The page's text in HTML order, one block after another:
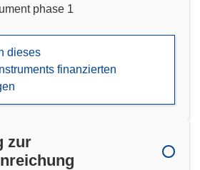
phase 1
dieses
finanzierten
zur